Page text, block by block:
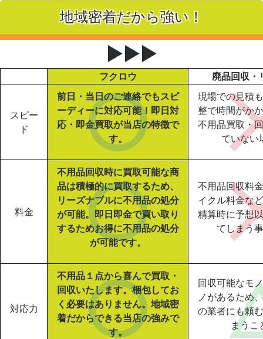
地域密着だから強い！
▶▶▶
フクロウ 廃品回収・
スピー
ド
前日・当日のご連絡でもスピ
ーディーに対応可能！即日対
応・即金買取が当店の特徴で
す。
現場での見積
整で時間がか
不用品買取・
ていない
料金
不用品回収時に買取可能な商
品は積極的に買取するため、
リーズナブルに不用品の処分
が可能。即日即金で買い取り
するためお得に不用品の処分
が可能です。
不用品回収料
イクル料金な
精算時に予想
てしまう
対応力
不用品１点から喜んで買取・
回収いたします。梱包してお
く必要はありません。地域密
着だからできる当店の強みで
す。
回収可能なモ
ノがあるため
の業者にも頼
まうこ